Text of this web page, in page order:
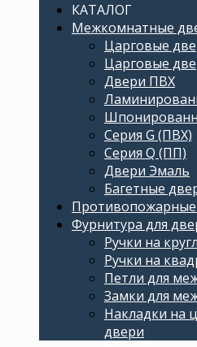
КАТАЛОГ
Межкомнатные
Царговые
Царговые
Двери ПВХ
Серия G (ПВХ)
Серия Q (ПП)
Двери Эмаль
Багетные
Фурнитура для
Ручки на
Ручки на
Петли для
Замки для
Накладки на
двери